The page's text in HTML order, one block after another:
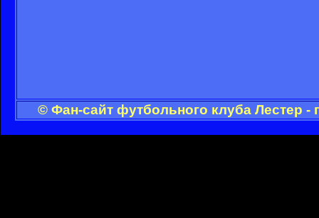
© Фан-сайт футбольного клуба Лестер